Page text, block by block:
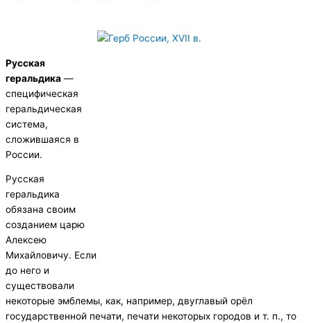
Русская
геральдика —
специфическая
геральдическая
система,
сложившаяся в
России.
Русская
геральдика
обязана своим
созданием царю
Алексею
Михайловичу. Если
до него и
существовали
некоторые эмблемы, как, например, двуглавый орёл
государственной печати, печати некоторых городов и т. п., то